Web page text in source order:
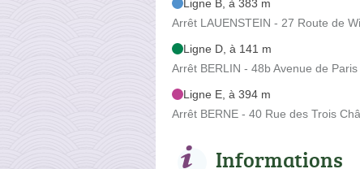
Ligne B, à 383 m
Arrêt LAUENSTEIN - 27 Route de
Ligne D, à 141 m
Arrêt BERLIN - 48b Avenue de Paris
Ligne E, à 394 m
Arrêt BERNE - 40 Rue des Trois
Informations